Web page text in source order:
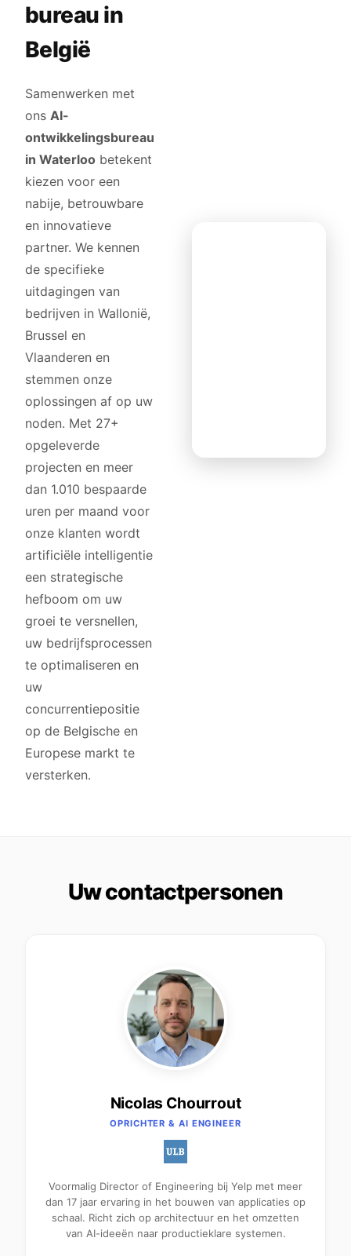
bureau in
België
Samenwerken met
ons AI-
ontwikkelingsbureau
in Waterloo betekent
kiezen voor een
nabije, betrouwbare
en innovatieve
partner. We kennen
de specifieke
uitdagingen van
bedrijven in Wallonië,
Brussel en
Vlaanderen en
stemmen onze
oplossingen af op uw
noden. Met 27+
opgeleverde
projecten en meer
dan 1.010 bespaarde
uren per maand voor
onze klanten wordt
artificiële intelligentie
een strategische
hefboom om uw
groei te versnellen,
uw bedrijfsprocessen
te optimaliseren en
uw
concurrentiepositie
op de Belgische en
Europese markt te
versterken.
Uw contactpersonen
Nicolas Chourrout
OPRICHTER & AI ENGINEER
Voormalig Director of Engineering bij Yelp met meer
dan 17 jaar ervaring in het bouwen van applicaties op
schaal. Richt zich op architectuur en het omzetten
van AI-ideeën naar productieklare systemen.